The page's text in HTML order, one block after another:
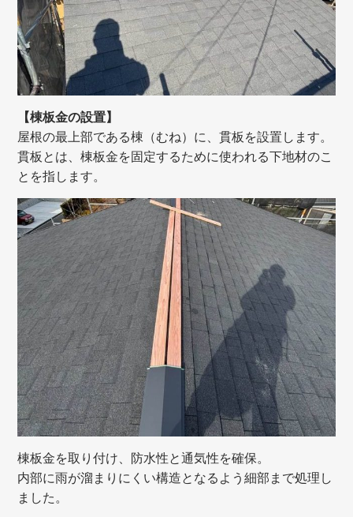
【棟板金の設置】
屋根の最上部である棟（むね）に、貫板を設置します。
貫板とは、棟板金を固定するために使われる下地材のこ
とを指します。
棟板金を取り付け、防水性と通気性を確保。
内部に雨が溜まりにくい構造となるよう細部まで処理し
ました。